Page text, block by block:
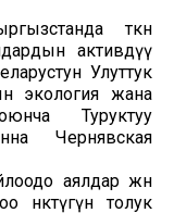
өткөн
активдүү
Улуттук
экология жана
Туруктуу
Чернявская
аялдар жөн
толук